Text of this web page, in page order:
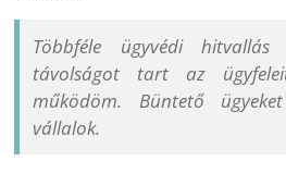
Többféle ügyvédi
távolságot tart az
működöm. Büntető
vállalok.